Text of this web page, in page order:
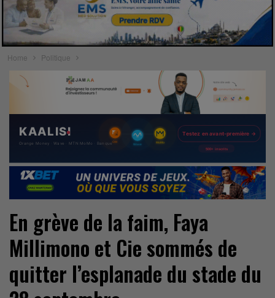
Home Politique
En grève de la faim, Faya
Millimono et Cie sommés de
quitter l’esplanade du stade du